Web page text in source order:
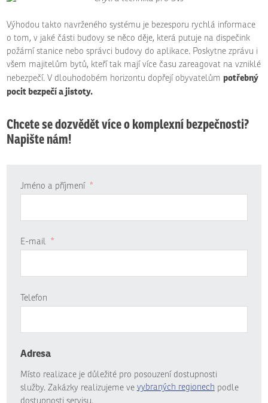
Výhodou takto navrženého systému je bezesporu rychlá informace
o tom, v jaké části budovy se něco děje, která putuje na dispečink
požární stanice nebo správci budovy do aplikace. Poskytne zprávu i
všem majitelům bytů, kteří tak mají více času zareagovat na vzniklé
nebezpečí. V dlouhodobém horizontu dopřejí obyvatelům potřebný
pocit bezpečí a jistoty.
Chcete se dozvědět více o komplexní bezpečnosti?
Napište nám!
Jméno a příjmení *
E-mail *
Telefon
Adresa
Místo realizace je důležité pro posouzení dostupnosti
služby. Zakázky realizujeme ve vybraných regionech podle
dostupnosti servisu.